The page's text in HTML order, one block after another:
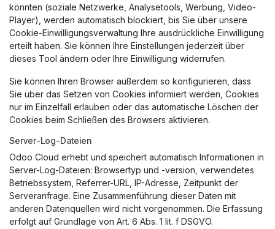
könnten (soziale Netzwerke, Analysetools, Werbung, Video-
Player), werden automatisch blockiert, bis Sie über unsere
Cookie-Einwilligungsverwaltung Ihre ausdrückliche Einwilligung
erteilt haben. Sie können Ihre Einstellungen jederzeit über
dieses Tool ändern oder Ihre Einwilligung widerrufen.
Sie können Ihren Browser außerdem so konfigurieren, dass
Sie über das Setzen von Cookies informiert werden, Cookies
nur im Einzelfall erlauben oder das automatische Löschen der
Cookies beim Schließen des Browsers aktivieren.
Server-Log-Dateien
Odoo Cloud erhebt und speichert automatisch Informationen in
Server-Log-Dateien: Browsertyp und -version, verwendetes
Betriebssystem, Referrer-URL, IP-Adresse, Zeitpunkt der
Serveranfrage. Eine Zusammenführung dieser Daten mit
anderen Datenquellen wird nicht vorgenommen. Die Erfassung
erfolgt auf Grundlage von Art. 6 Abs. 1 lit. f DSGVO.